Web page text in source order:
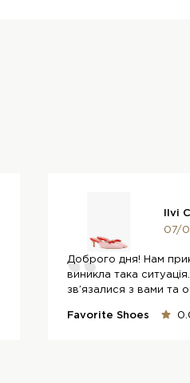
Ilvi
07/
Доброго дня! Нам
виникла така
зв’язалися з вами та
Favorite Shoes